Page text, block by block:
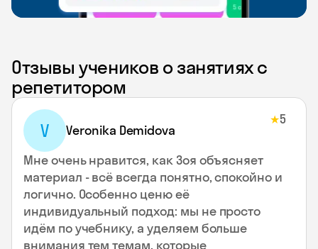
Отзывы учеников о занятиях с
репетитором
V Veronika Demidova
★5
Мне очень нравится, как Зоя объясняет
материал - всё всегда понятно, спокойно и
логично. Особенно ценю её
индивидуальный подход: мы не просто
идём по учебнику, а уделяем больше
внимания тем темам, которые